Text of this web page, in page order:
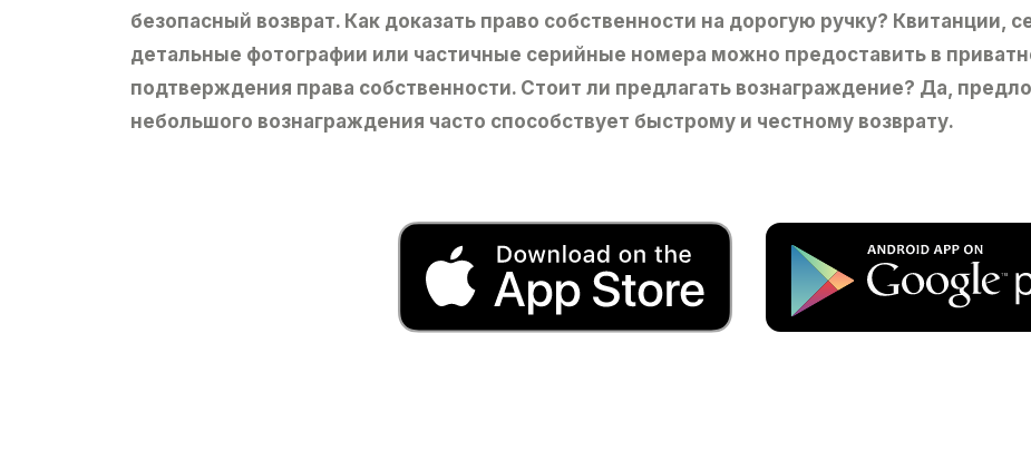
безопасный возврат. Как доказать право собственности на дорогую ручку? Квитанции,
детальные фотографии или частичные серийные номера можно предоставить в
подтверждения права собственности. Стоит ли предлагать вознаграждение? Да,
небольшого вознаграждения часто способствует быстрому и честному возврату.